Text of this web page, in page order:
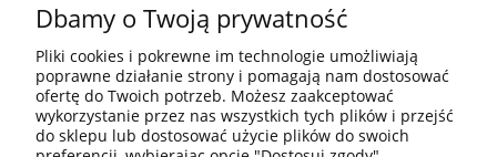
POMOC
MOJE KONTO
Dbamy o Twoją prywatność
Pliki cookies i pokrewne im technologie umożliwiają
poprawne działanie strony i pomagają nam dostosować
ofertę do Twoich potrzeb. Możesz zaakceptować
wykorzystanie przez nas wszystkich tych plików i przejść
do sklepu lub dostosować użycie plików do swoich